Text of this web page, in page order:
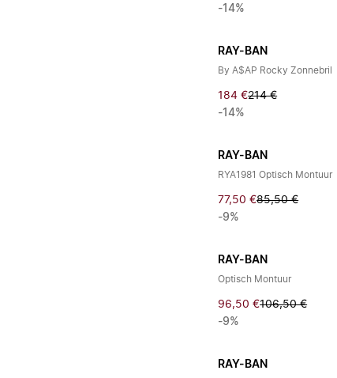
-14%
RAY-BAN
By A$AP Rocky Zonnebril
184 €214 €
-14%
RAY-BAN
RYA1981 Optisch Montuur
77,50 €85,50 €
-9%
RAY-BAN
Optisch Montuur
96,50 €106,50 €
-9%
RAY-BAN